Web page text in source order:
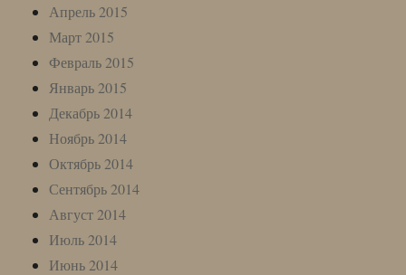
Апрель 2015
Март 2015
Февраль 2015
Январь 2015
Декабрь 2014
Ноябрь 2014
Октябрь 2014
Сентябрь 2014
Август 2014
Июль 2014
Июнь 2014